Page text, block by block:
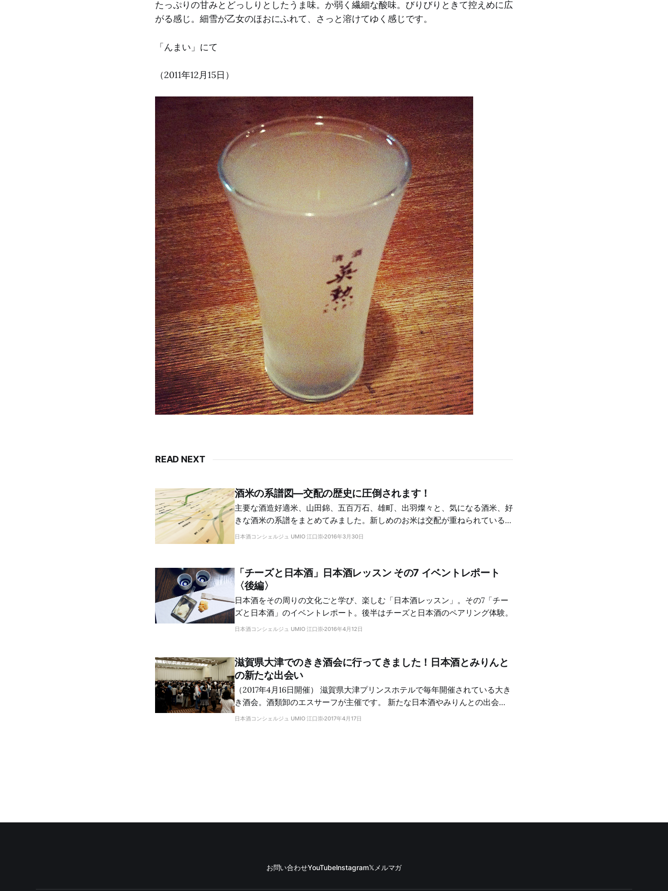
たっぷりの甘みとどっしりとしたうま味。か弱く繊細な酸味。びりびりときて控えめに広
がる感じ。細雪が乙女のほおにふれて、さっと溶けてゆく感じです。
「んまい」にて
（2011年12月15日）
READ NEXT
酒米の系譜図―交配の歴史に圧倒されます！
主要な酒造好適米、山田錦、五百万石、雄町、出羽燦々と、気になる酒米、好
きな酒米の系譜をまとめてみました。新しめのお米は交配が重ねられているの
がわかります。意外なルーツもわかって楽しい！
日本酒コンシェルジュ UMIO 江口崇 2016年3月30日
「チーズと日本酒」日本酒レッスン その7 イベントレポート
〈後編〉
日本酒をその周りの文化ごと学び、楽しむ「日本酒レッスン」。その7「チー
ズと日本酒」のイベントレポート。後半はチーズと日本酒のペアリング体験。
日本酒コンシェルジュ UMIO 江口崇 2016年4月12日
滋賀県大津でのきき酒会に行ってきました！日本酒とみりんと
の新たな出会い
（2017年4月16日開催） 滋賀県大津プリンスホテルで毎年開催されている大き
き酒会。酒類卸のエスサーフが主催です。 新たな日本酒やみりんとの出会い
がありました。すべてのブースを回ることは叶わず。でも、いくつか深い体験
日本酒コンシェルジュ UMIO 江口崇 2017年4月17日
お問い合わせYouTubeInstagram𝕏 メルマガ